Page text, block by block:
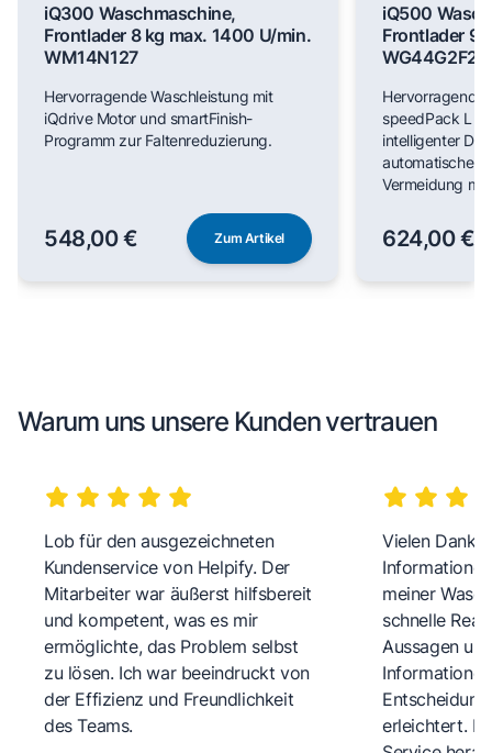
iQ300 Waschmaschine,
Frontlader 8 kg max. 1400 U/min.
WM14N127
Hervorragende Waschleistung mit
iQdrive Motor und smartFinish-
Programm zur Faltenreduzierung.
548,00 € Zum Artikel
iQ500
Frontlader 9
WG44G2F22
Hervorragende
speedPack L
intelligenter
automatischer
Vermeidung
624,00 €
Warum uns unsere Kunden vertrauen
Lob für den ausgezeichneten
Kundenservice von Helpify. Der
Mitarbeiter war äußerst hilfsbereit
und kompetent, was es mir
ermöglichte, das Problem selbst
zu lösen. Ich war beeindruckt von
der Effizienz und Freundlichkeit
des Teams.
Vielen Dank
meiner
schnelle
Aussagen
erleichtert.